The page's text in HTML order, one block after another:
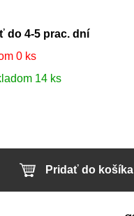
do 4-5 prac. dní
0 ks
14 ks
Pridať do košíka